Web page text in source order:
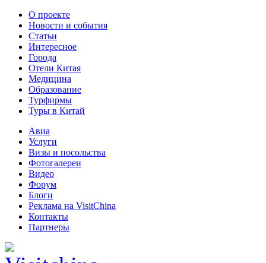
О проекте
Новости и события
Статьи
Интересное
Города
Отели Китая
Медицина
Образование
Турфирмы
Туры в Китай
Авиа
Услуги
Визы и посольства
Фотогалереи
Видео
Форум
Блоги
Реклама на VisitChina
Контакты
Партнеры